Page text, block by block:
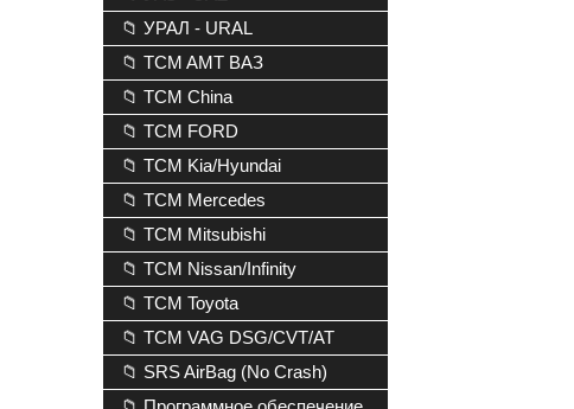
📁 УРАЛ - URAL
📁 TCM AMT ВАЗ
📁 TCM China
📁 TCM FORD
📁 TCM Kia/Hyundai
📁 TCM Mercedes
📁 TCM Mitsubishi
📁 TCM Nissan/Infinity
📁 TCM Toyota
📁 TCM VAG DSG/CVT/AT
📁 SRS AirBag (No Crash)